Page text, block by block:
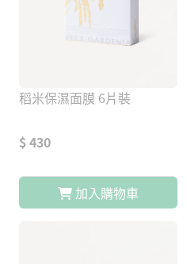
稻米保濕面膜 6片裝
$ 430
加入購物車